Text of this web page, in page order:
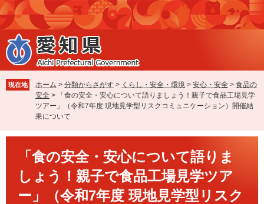
ペ
ー
ジ
の
先
で
す
メ
ニ
ュ
ー
を
ば
し
現在地 ホーム > 分類からさがす > くらし・安全・環境 > 安心・安全 > 食品の
安全 >
「食の安全・安心について語りましょう！親子で食品工場見学
ツアー」（令和7年度 現地見学型リスクコミュニケーション）開催結
果について
「食の安全・安心について語りま
しょう！親子で食品工場見学ツア
ー」（令和7年度 現地見学型リスク